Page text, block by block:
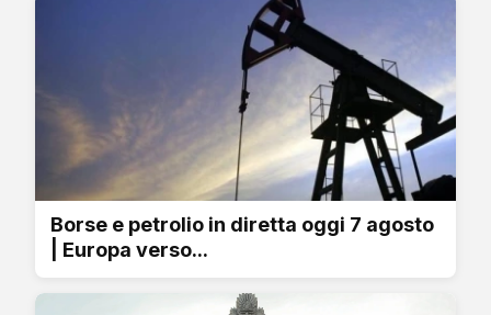
Borse e petrolio in diretta oggi 7 agosto
| Europa verso...